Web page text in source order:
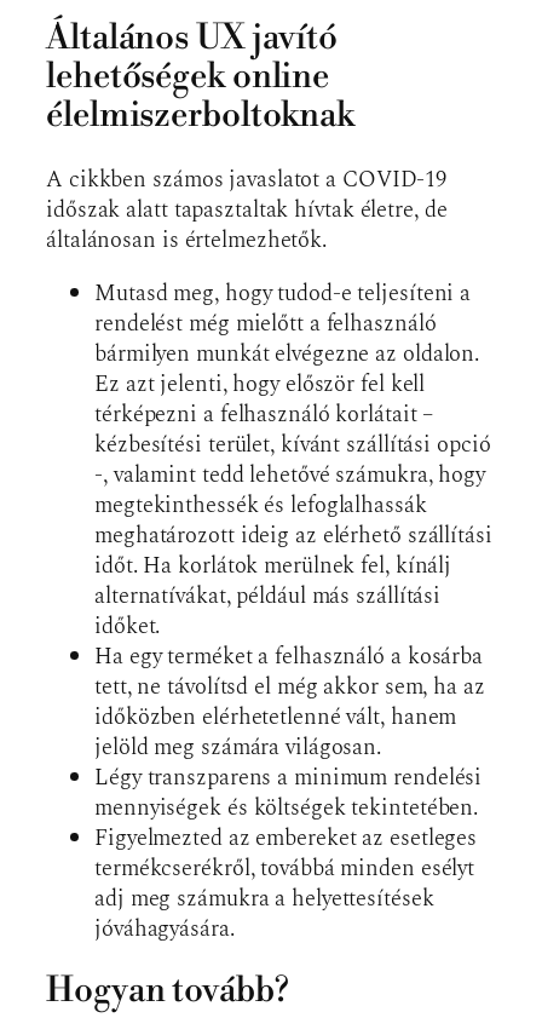
Általános UX javító
lehetőségek online
élelmiszerboltoknak
A cikkben számos javaslatot a COVID-19
időszak alatt tapasztaltak hívtak életre, de
általánosan is értelmezhetők.
Mutasd meg, hogy tudod-e teljesíteni a
rendelést még mielőtt a felhasználó
bármilyen munkát elvégezne az oldalon.
Ez azt jelenti, hogy először fel kell
térképezni a felhasználó korlátait –
kézbesítési terület, kívánt szállítási opció
-, valamint tedd lehetővé számukra, hogy
megtekinthessék és lefoglalhassák
meghatározott ideig az elérhető szállítási
időt. Ha korlátok merülnek fel, kínálj
alternatívákat, például más szállítási
időket.
Ha egy terméket a felhasználó a kosárba
tett, ne távolítsd el még akkor sem, ha az
időközben elérhetetlenné vált, hanem
jelöld meg számára világosan.
Légy transzparens a minimum rendelési
mennyiségek és költségek tekintetében.
Figyelmezted az embereket az esetleges
termékcserékről, továbbá minden esélyt
adj meg számukra a helyettesítések
jóváhagyására.
Hogyan tovább?